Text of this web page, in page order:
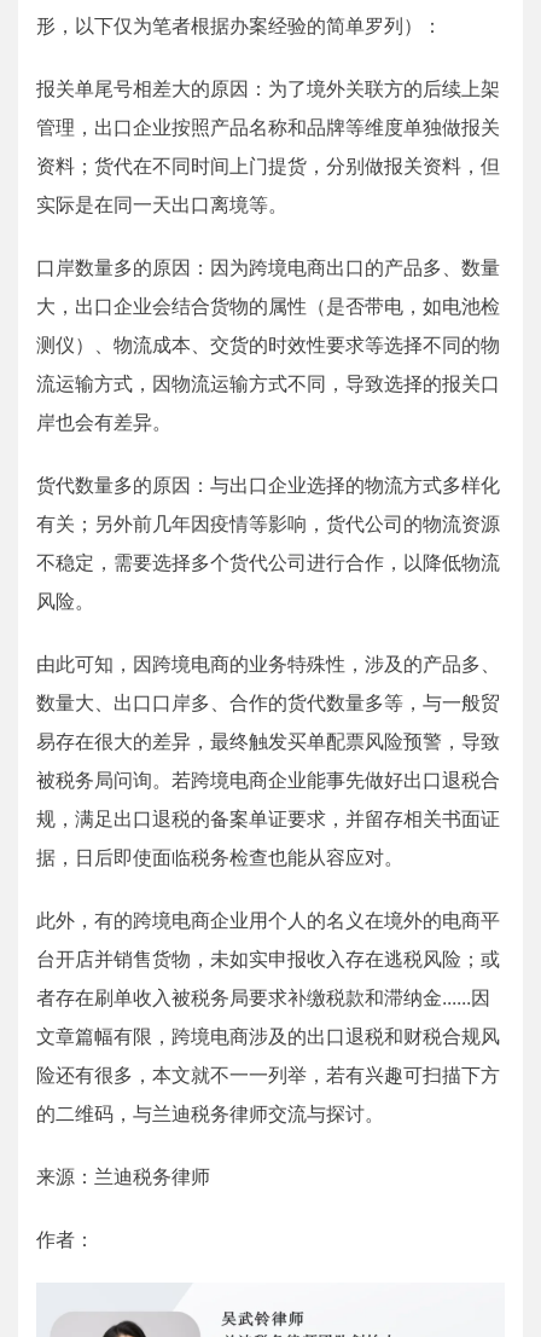
形，以下仅为笔者根据办案经验的简单罗列）：
报关单尾号相差大的原因：为了境外关联方的后续上架
管理，出口企业按照产品名称和品牌等维度单独做报关
资料；货代在不同时间上门提货，分别做报关资料，但
实际是在同一天出口离境等。
口岸数量多的原因：因为跨境电商出口的产品多、数量
大，出口企业会结合货物的属性（是否带电，如电池检
测仪）、物流成本、交货的时效性要求等选择不同的物
流运输方式，因物流运输方式不同，导致选择的报关口
岸也会有差异。
货代数量多的原因：与出口企业选择的物流方式多样化
有关；另外前几年因疫情等影响，货代公司的物流资源
不稳定，需要选择多个货代公司进行合作，以降低物流
风险。
由此可知，因跨境电商的业务特殊性，涉及的产品多、
数量大、出口口岸多、合作的货代数量多等，与一般贸
易存在很大的差异，最终触发买单配票风险预警，导致
被税务局问询。若跨境电商企业能事先做好出口退税合
规，满足出口退税的备案单证要求，并留存相关书面证
据，日后即使面临税务检查也能从容应对。
此外，有的跨境电商企业用个人的名义在境外的电商平
台开店并销售货物，未如实申报收入存在逃税风险；或
者存在刷单收入被税务局要求补缴税款和滞纳金......因
文章篇幅有限，跨境电商涉及的出口退税和财税合规风
险还有很多，本文就不一一列举，若有兴趣可扫描下方
的二维码，与兰迪税务律师交流与探讨。
来源：兰迪税务律师
作者：